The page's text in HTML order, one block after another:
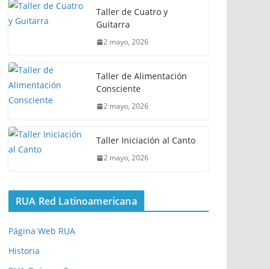
Taller de Cuatro y
Guitarra
2 mayo, 2026
Taller de Alimentación
Consciente
2 mayo, 2026
Taller Iniciación al Canto
2 mayo, 2026
RUA Red Latinoamericana
Página Web RUA
Historia